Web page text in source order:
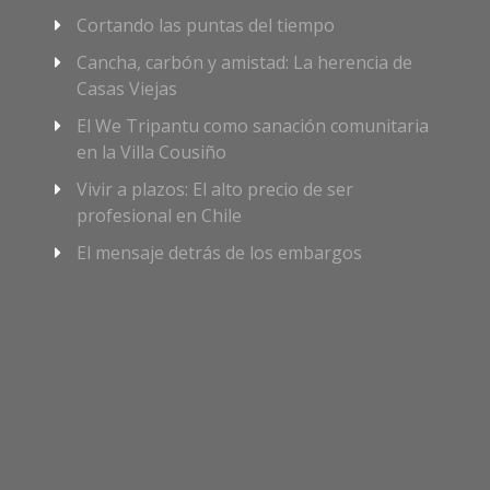
Cortando las puntas del tiempo
Cancha, carbón y amistad: La herencia de
Casas Viejas
El We Tripantu como sanación comunitaria
en la Villa Cousiño
Vivir a plazos: El alto precio de ser
profesional en Chile
El mensaje detrás de los embargos